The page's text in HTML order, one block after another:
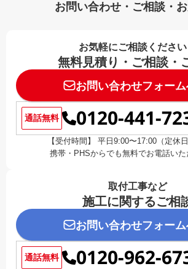
お問い合わせ・ご相談・
お気軽にご相談ください
無料見積り・ご相談・
お問い合わせフォー
通話無料 0120-441-
【受付時間】 平日9:00〜17:00（定休日
携帯・PHSからでも無料でお電話いた
取付工事など
施工に関するご相
お問い合わせフォー
通話無料 0120-962-